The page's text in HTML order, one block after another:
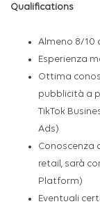
Qualifications
Almeno 8/10
Esperienza
Ottima
pubblicità a
TikTok
Ads)
Conoscenza
retail, sarà
Platform)
Eventuali